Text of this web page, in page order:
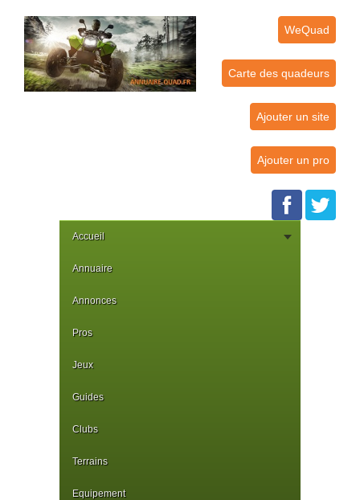
WeQuad
Carte des quadeurs
Ajouter un site
Ajouter un pro
Accueil
Annuaire
Annonces
Pros
Jeux
Guides
Clubs
Terrains
Equipement